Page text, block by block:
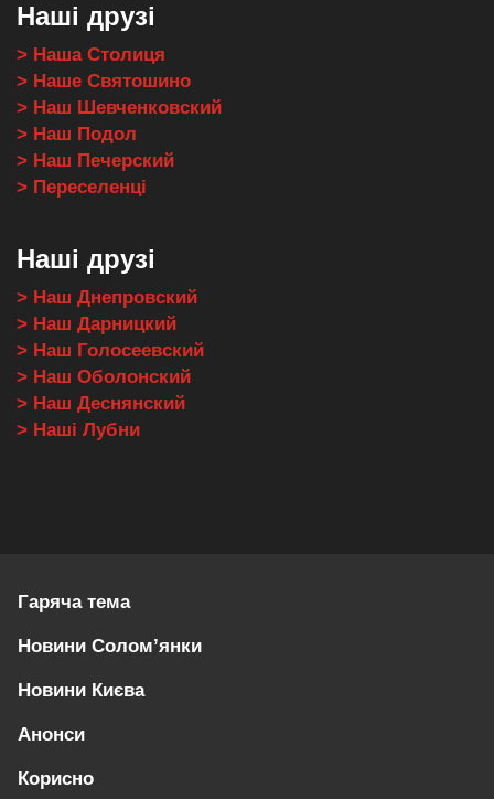
Наші друзі
> Наша Столиця
> Наше Святошино
> Наш Шевченковский
> Наш Подол
> Наш Печерский
> Переселенці
Наші друзі
> Наш Днепровский
> Наш Дарницкий
> Наш Голосеевский
> Наш Оболонский
> Наш Деснянский
> Наші Лубни
Гаряча тема
Новини Солом’янки
Новини Києва
Анонси
Корисно